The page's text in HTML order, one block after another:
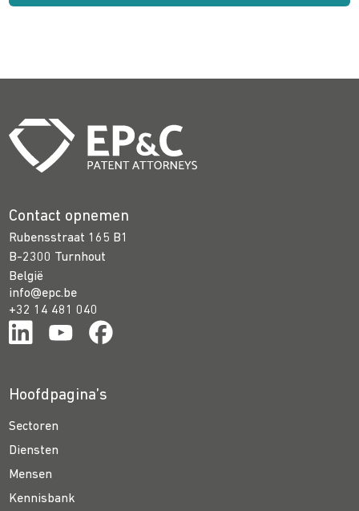
Contact opnemen
Rubensstraat 165 B1
B-2300 Turnhout
België
info@epc.be
+32 14 481 040
Hoofdpagina’s
Sectoren
Diensten
Mensen
Kennisbank